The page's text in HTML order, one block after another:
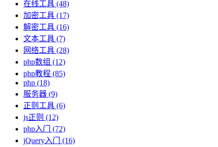
在线工具 (48)
加密工具 (17)
解密工具 (16)
文本工具 (7)
网络工具 (28)
php数组 (12)
php教程 (85)
php (18)
服务器 (9)
正则工具 (6)
js正则 (12)
php入门
(72)
jQuery入门
(16)